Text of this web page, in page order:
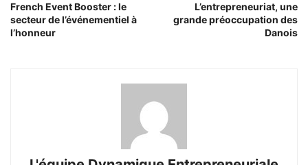
French Event Booster : le
secteur de l’événementiel à
l’honneur
L’entrepreneuriat, une
grande préoccupation des
Danois